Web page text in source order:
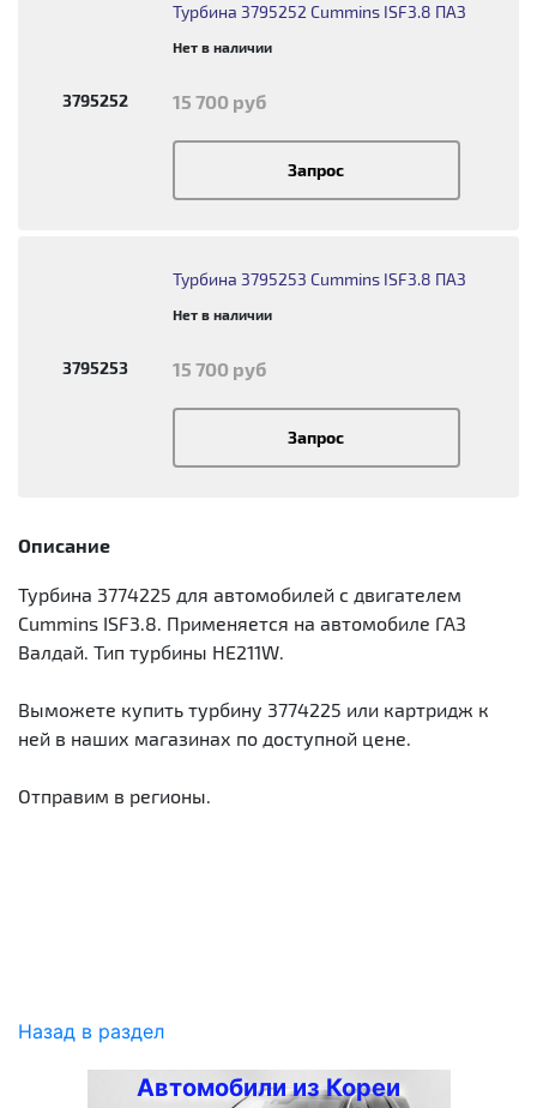
3795252
Турбина 3795252 Cummins ISF3.8 ПАЗ
Нет в наличии
15 700 руб
Запрос
3795253
Турбина 3795253 Cummins ISF3.8 ПАЗ
Нет в наличии
15 700 руб
Запрос
Описание
Турбина 3774225 для автомобилей с двигателем
Cummins ISF3.8. Применяется на автомобиле ГАЗ
Валдай. Тип турбины HE211W.
Выможете купить турбину 3774225 или картридж к
ней в наших магазинах по доступной цене.
Отправим в регионы.
Назад в раздел
Автомобили из Кореи